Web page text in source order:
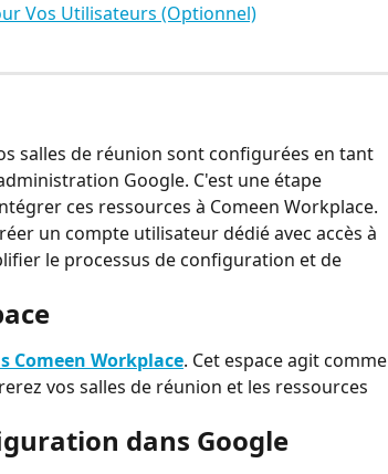
Vos Utilisateurs (Optionnel)
salles de réunion sont configurées en tant
Google. C'est une étape
ces ressources à Comeen Workplace.
un compte utilisateur dédié avec accès à
le processus de configuration et de
Comeen Workplace. Cet espace agit comme
vos salles de réunion et les ressources
dans Google